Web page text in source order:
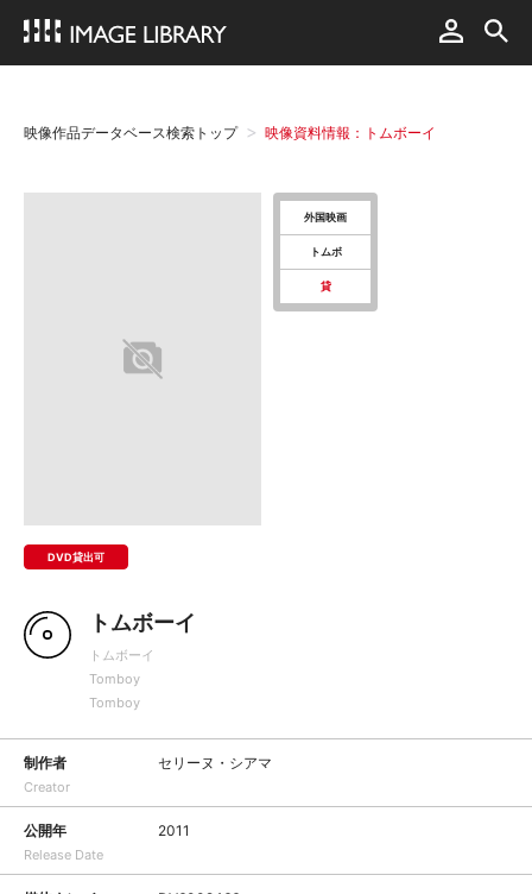
映像作品データベース検索トップ 映像資料情報：トムボーイ
DVD貸出可
外国映画
トムボ
貸
トムボーイ
トムボーイ
Tomboy
Tomboy
制作者
Creator
セリーヌ・シアマ
公開年
Release Date
2011